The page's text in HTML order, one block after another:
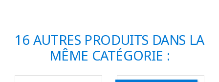
16 AUTRES PRODUITS DANS LA
MÊME CATÉGORIE :